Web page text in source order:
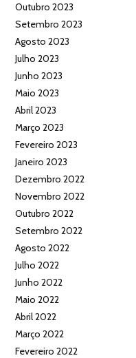
Outubro 2023
Setembro 2023
Agosto 2023
Julho 2023
Junho 2023
Maio 2023
Abril 2023
Março 2023
Fevereiro 2023
Janeiro 2023
Dezembro 2022
Novembro 2022
Outubro 2022
Setembro 2022
Agosto 2022
Julho 2022
Junho 2022
Maio 2022
Abril 2022
Março 2022
Fevereiro 2022